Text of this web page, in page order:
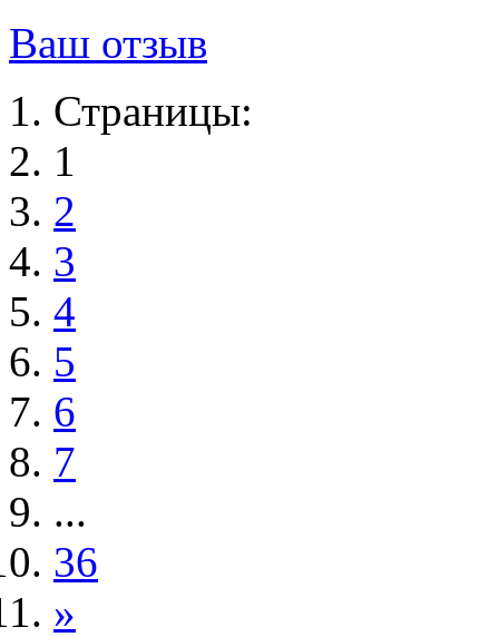
Ваш отзыв
Страницы:
1
2
3
4
5
6
7
...
36
»